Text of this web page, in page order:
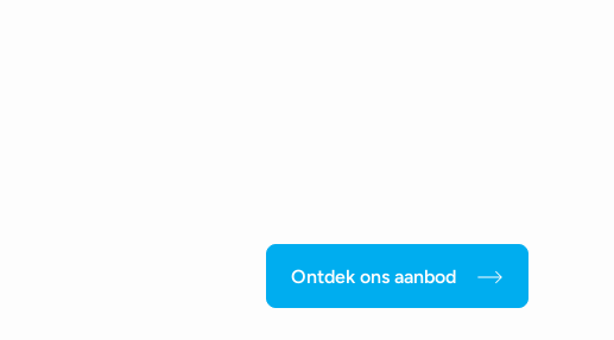
Ontdek ons aanbod